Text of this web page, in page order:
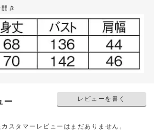
き
ー レビューを書く
スタマーレビューはまだありません。